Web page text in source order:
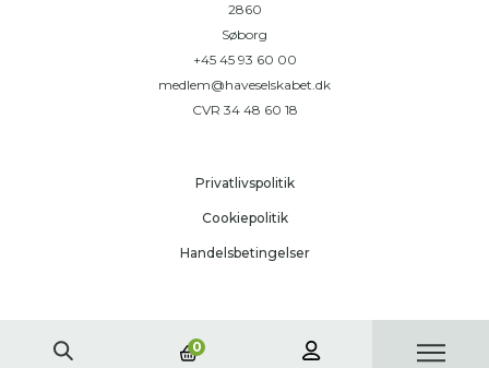
0
2860
Søborg
+45 45 93 60 00
medlem@haveselskabet.dk
CVR 34 48 60 18
Privatlivspolitik
Cookiepolitik
Handelsbetingelser